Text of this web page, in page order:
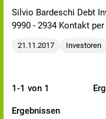
Silvio Bardeschi Debt
9990 - 2934 Kontakt
21.11.2017 Investoren
1-1 von 1
Ergebnissen